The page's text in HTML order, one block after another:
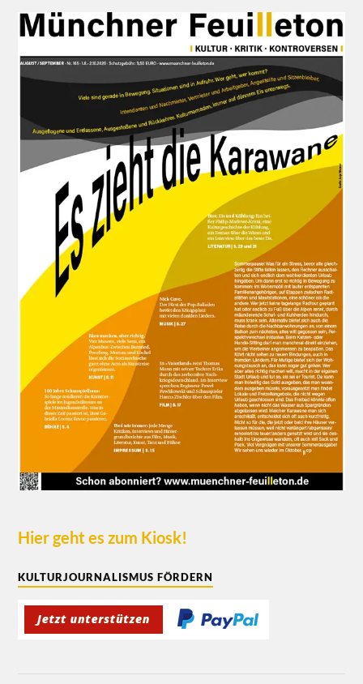
Hier geht es zum Kiosk!
KULTURJOURNALISMUS FÖRDERN